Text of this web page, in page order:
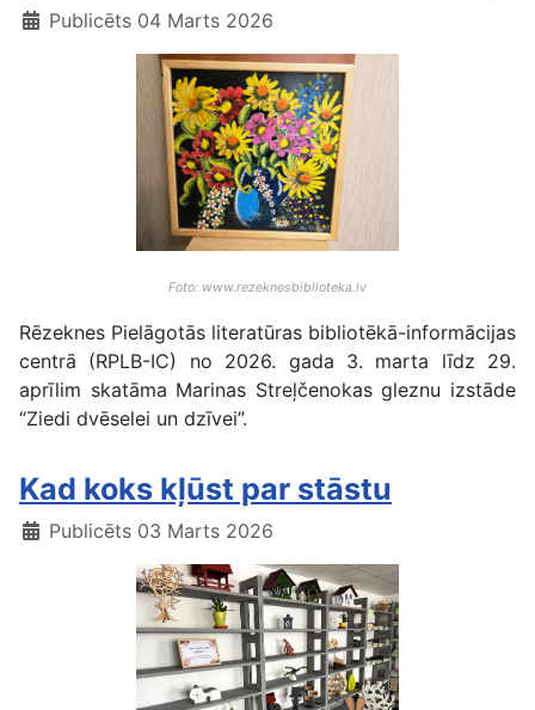
Publicēts 04 Marts 2026
Foto: www.rezeknesbiblioteka.lv
Rēzeknes Pielāgotās literatūras bibliotēkā-informācijas
centrā (RPLB-IC) no 2026. gada 3. marta līdz 29.
aprīlim skatāma Marinas Streļčenokas gleznu izstāde
“Ziedi dvēselei un dzīvei”.
Kad koks kļūst par stāstu
Publicēts 03 Marts 2026